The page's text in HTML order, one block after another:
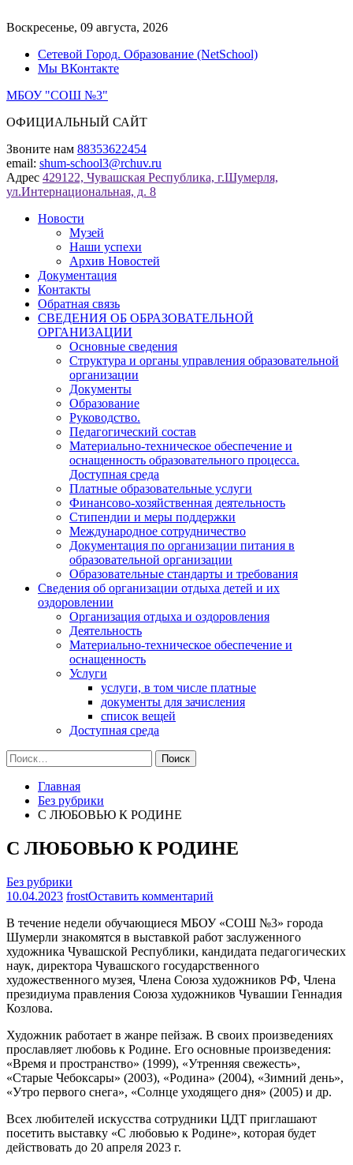
к
Воскресенье, 09 августа, 2026
Сетевой Город. Образование (NetSchool)
Мы ВКонтакте
МБОУ "СОШ №3"
ОФИЦИАЛЬНЫЙ САЙТ
Звоните нам 88353622454
email: shum-school3@rchuv.ru
Адрес 429122, Чувашская Республика, г.Шумерля,
ул.Интернациональная, д. 8
Новости
Музей
Наши успехи
Архив Новостей
Документация
Контакты
Обратная связь
СВЕДЕНИЯ ОБ ОБРАЗОВАТЕЛЬНОЙ
ОРГАНИЗАЦИИ
Основные сведения
Структура и органы управления образовательной
организации
Документы
Образование
Руководство.
Педагогический состав
Материально-техническое обеспечение и
оснащенность образовательного процесса.
Доступная среда
Платные образовательные услуги
Финансово-хозяйственная деятельность
Стипендии и меры поддержки
Международное сотрудничество
Документация по организации питания в
образовательной организации
Образовательные стандарты и требования
Сведения об организации отдыха детей и их
оздоровлении
Организация отдыха и оздоровления
Деятельность
Материально-техническое обеспечение и
оснащенность
Услуги
услуги, в том числе платные
документы для зачисления
список вещей
Доступная среда
Найти:
Главная
Без рубрики
С ЛЮБОВЬЮ К РОДИНЕ
С ЛЮБОВЬЮ К РОДИНЕ
Без рубрики
10.04.2023 frostОставить комментарий
ЛЮБОВЬЮ
К
РОДИНЕ
В течение недели обучающиеся МБОУ «СОШ №3» города
Шумерли знакомятся в выставкой работ заслуженного
художника Чувашской Республики, кандидата педагогических
наук, директора Чувашского государственного
художественного музея, Члена Союза художников РФ, Члена
президиума правления Союза художников Чувашии Геннадия
Козлова.
Художник работает в жанре пейзаж. В своих произведениях
прославляет любовь к Родине. Его основные произведения:
«Время и пространство» (1999), «Утренняя свежесть»,
«Старые Чебоксары» (2003), «Родина» (2004), «Зимний день»,
«Утро первого снега», «Солнце уходящего дня» (2005) и др.
Всех любителей искусства сотрудники ЦДТ приглашают
посетить выставку «С любовью к Родине», которая будет
действовать до 20 апреля 2023 г.